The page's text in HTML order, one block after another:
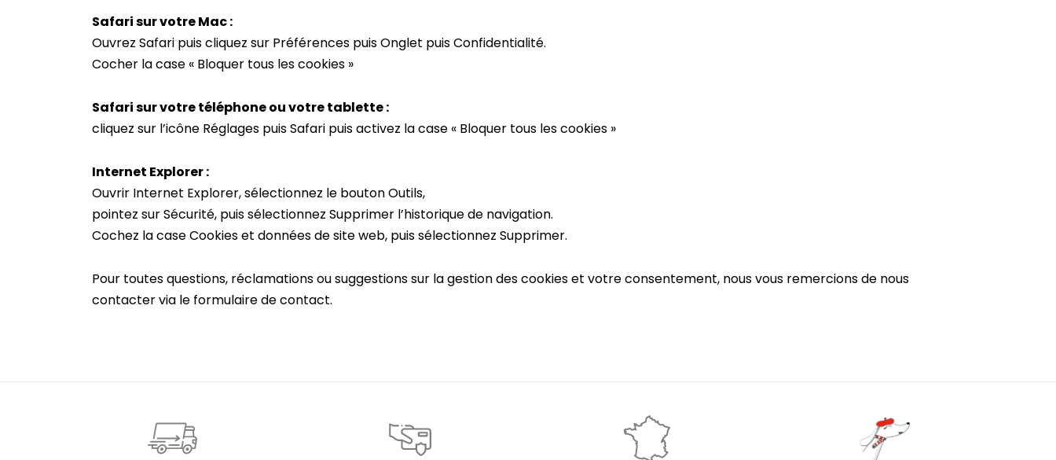
Safari sur votre Mac :
Ouvrez Safari puis cliquez sur Préférences puis Onglet puis Confidentialité.
Cocher la case « Bloquer tous les cookies »
Safari sur votre téléphone ou votre tablette :
cliquez sur l’icône Réglages puis Safari puis activez la case « Bloquer tous les cookies »
Internet Explorer :
Ouvrir Internet Explorer, sélectionnez le bouton Outils,
pointez sur Sécurité, puis sélectionnez Supprimer l’historique de navigation.
Cochez la case Cookies et données de site web, puis sélectionnez Supprimer.
Pour toutes questions, réclamations ou suggestions sur la gestion des cookies et votre consentement, nous vous remercions de nous
contacter via le formulaire de contact.